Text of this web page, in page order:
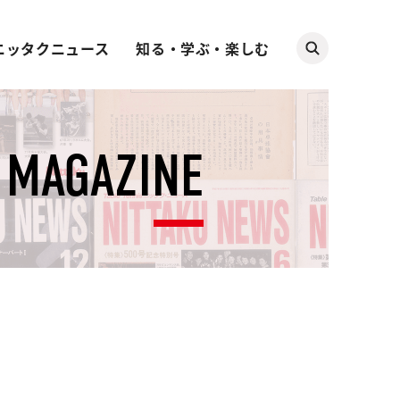
ッタクニュース 知る・学ぶ・楽しむ
MAGAZINE